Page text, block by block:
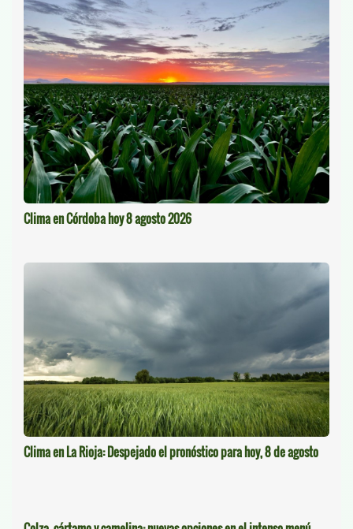
Clima en Córdoba hoy 8 agosto 2026
Clima en La Rioja: Despejado el pronóstico para hoy, 8 de agosto